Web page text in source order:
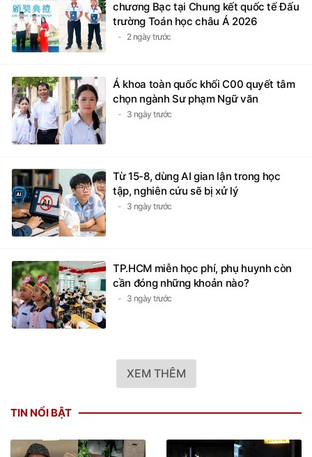
chương Bạc tại Chung kết quốc tế Đấu
trường Toán học châu Á 2026
2 ngày trước
Á khoa toàn quốc khối C00 quyết tâm
chọn ngành Sư phạm Ngữ văn
3 ngày trước
Từ 15-8, dùng AI gian lận trong học
tập, nghiên cứu sẽ bị xử lý
3 ngày trước
TP.HCM miễn học phí, phụ huynh còn
cần đóng những khoản nào?
3 ngày trước
XEM THÊM
TIN NỔI BẬT